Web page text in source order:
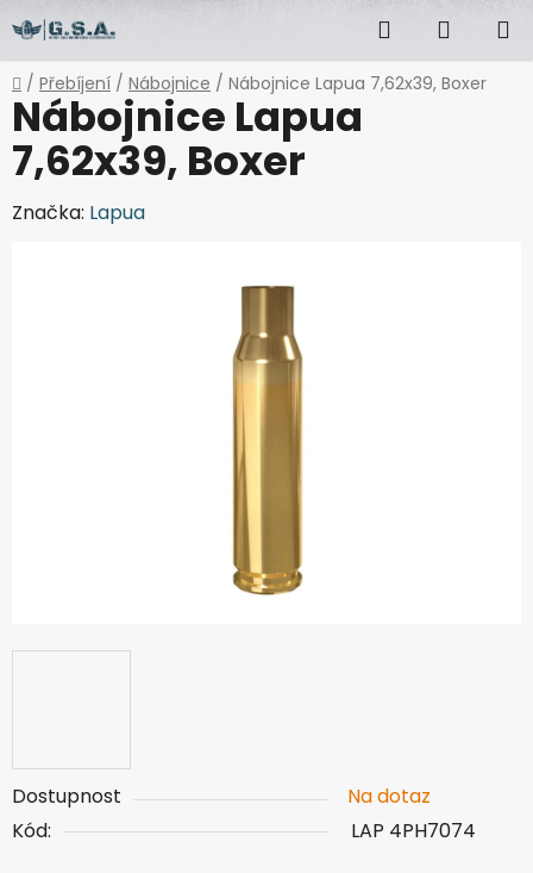
na
obsah
Hledat
KOŠÍK
Domů
/ Přebíjení / Nábojnice / Nábojnice Lapua 7,62x39, Boxer
Dostupnost
Na dotaz
Kód:
LAP 4PH7074
Nábojnice Lapua
7,62x39, Boxer
Značka: Lapua